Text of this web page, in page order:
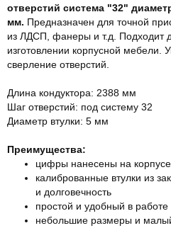
отверстий система "32"
мм. Предназначен для точной
из ЛДСП, фанеры и т.д. Подходит
изготовлении корпусной мебели.
сверление отверстий.
Длина кондуктора: 2388 мм
Шаг отверстий: под систему 32
Диаметр втулки: 5 мм
Преимущества:
цифры нанесены на
калиброванные втулки из
и долговечность
простой и удобный в работе
небольшие размеры и